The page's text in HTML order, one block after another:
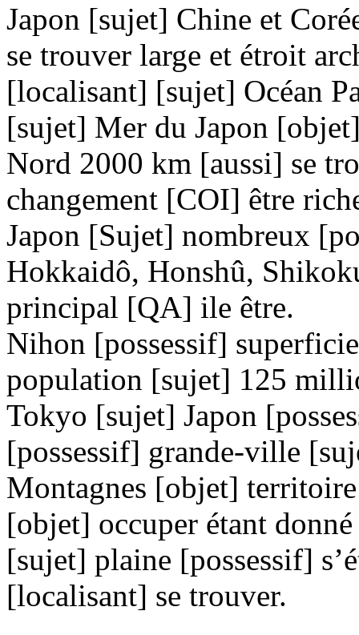
Japon [sujet] Chine et
se trouver large et étroit
[localisant] [sujet] Océan
[sujet] Mer du Japon
Nord 2000 km [aussi] se
changement [COI] être
Japon [Sujet] nombreux
Hokkaidô, Honshû,
principal [QA] ile être.
Nihon [possessif]
population [sujet] 125
Tokyo [sujet] Japon
[possessif] grande-ville
Montagnes [objet]
[objet] occuper étant
[sujet] plaine [possessif]
[localisant] se trouver.